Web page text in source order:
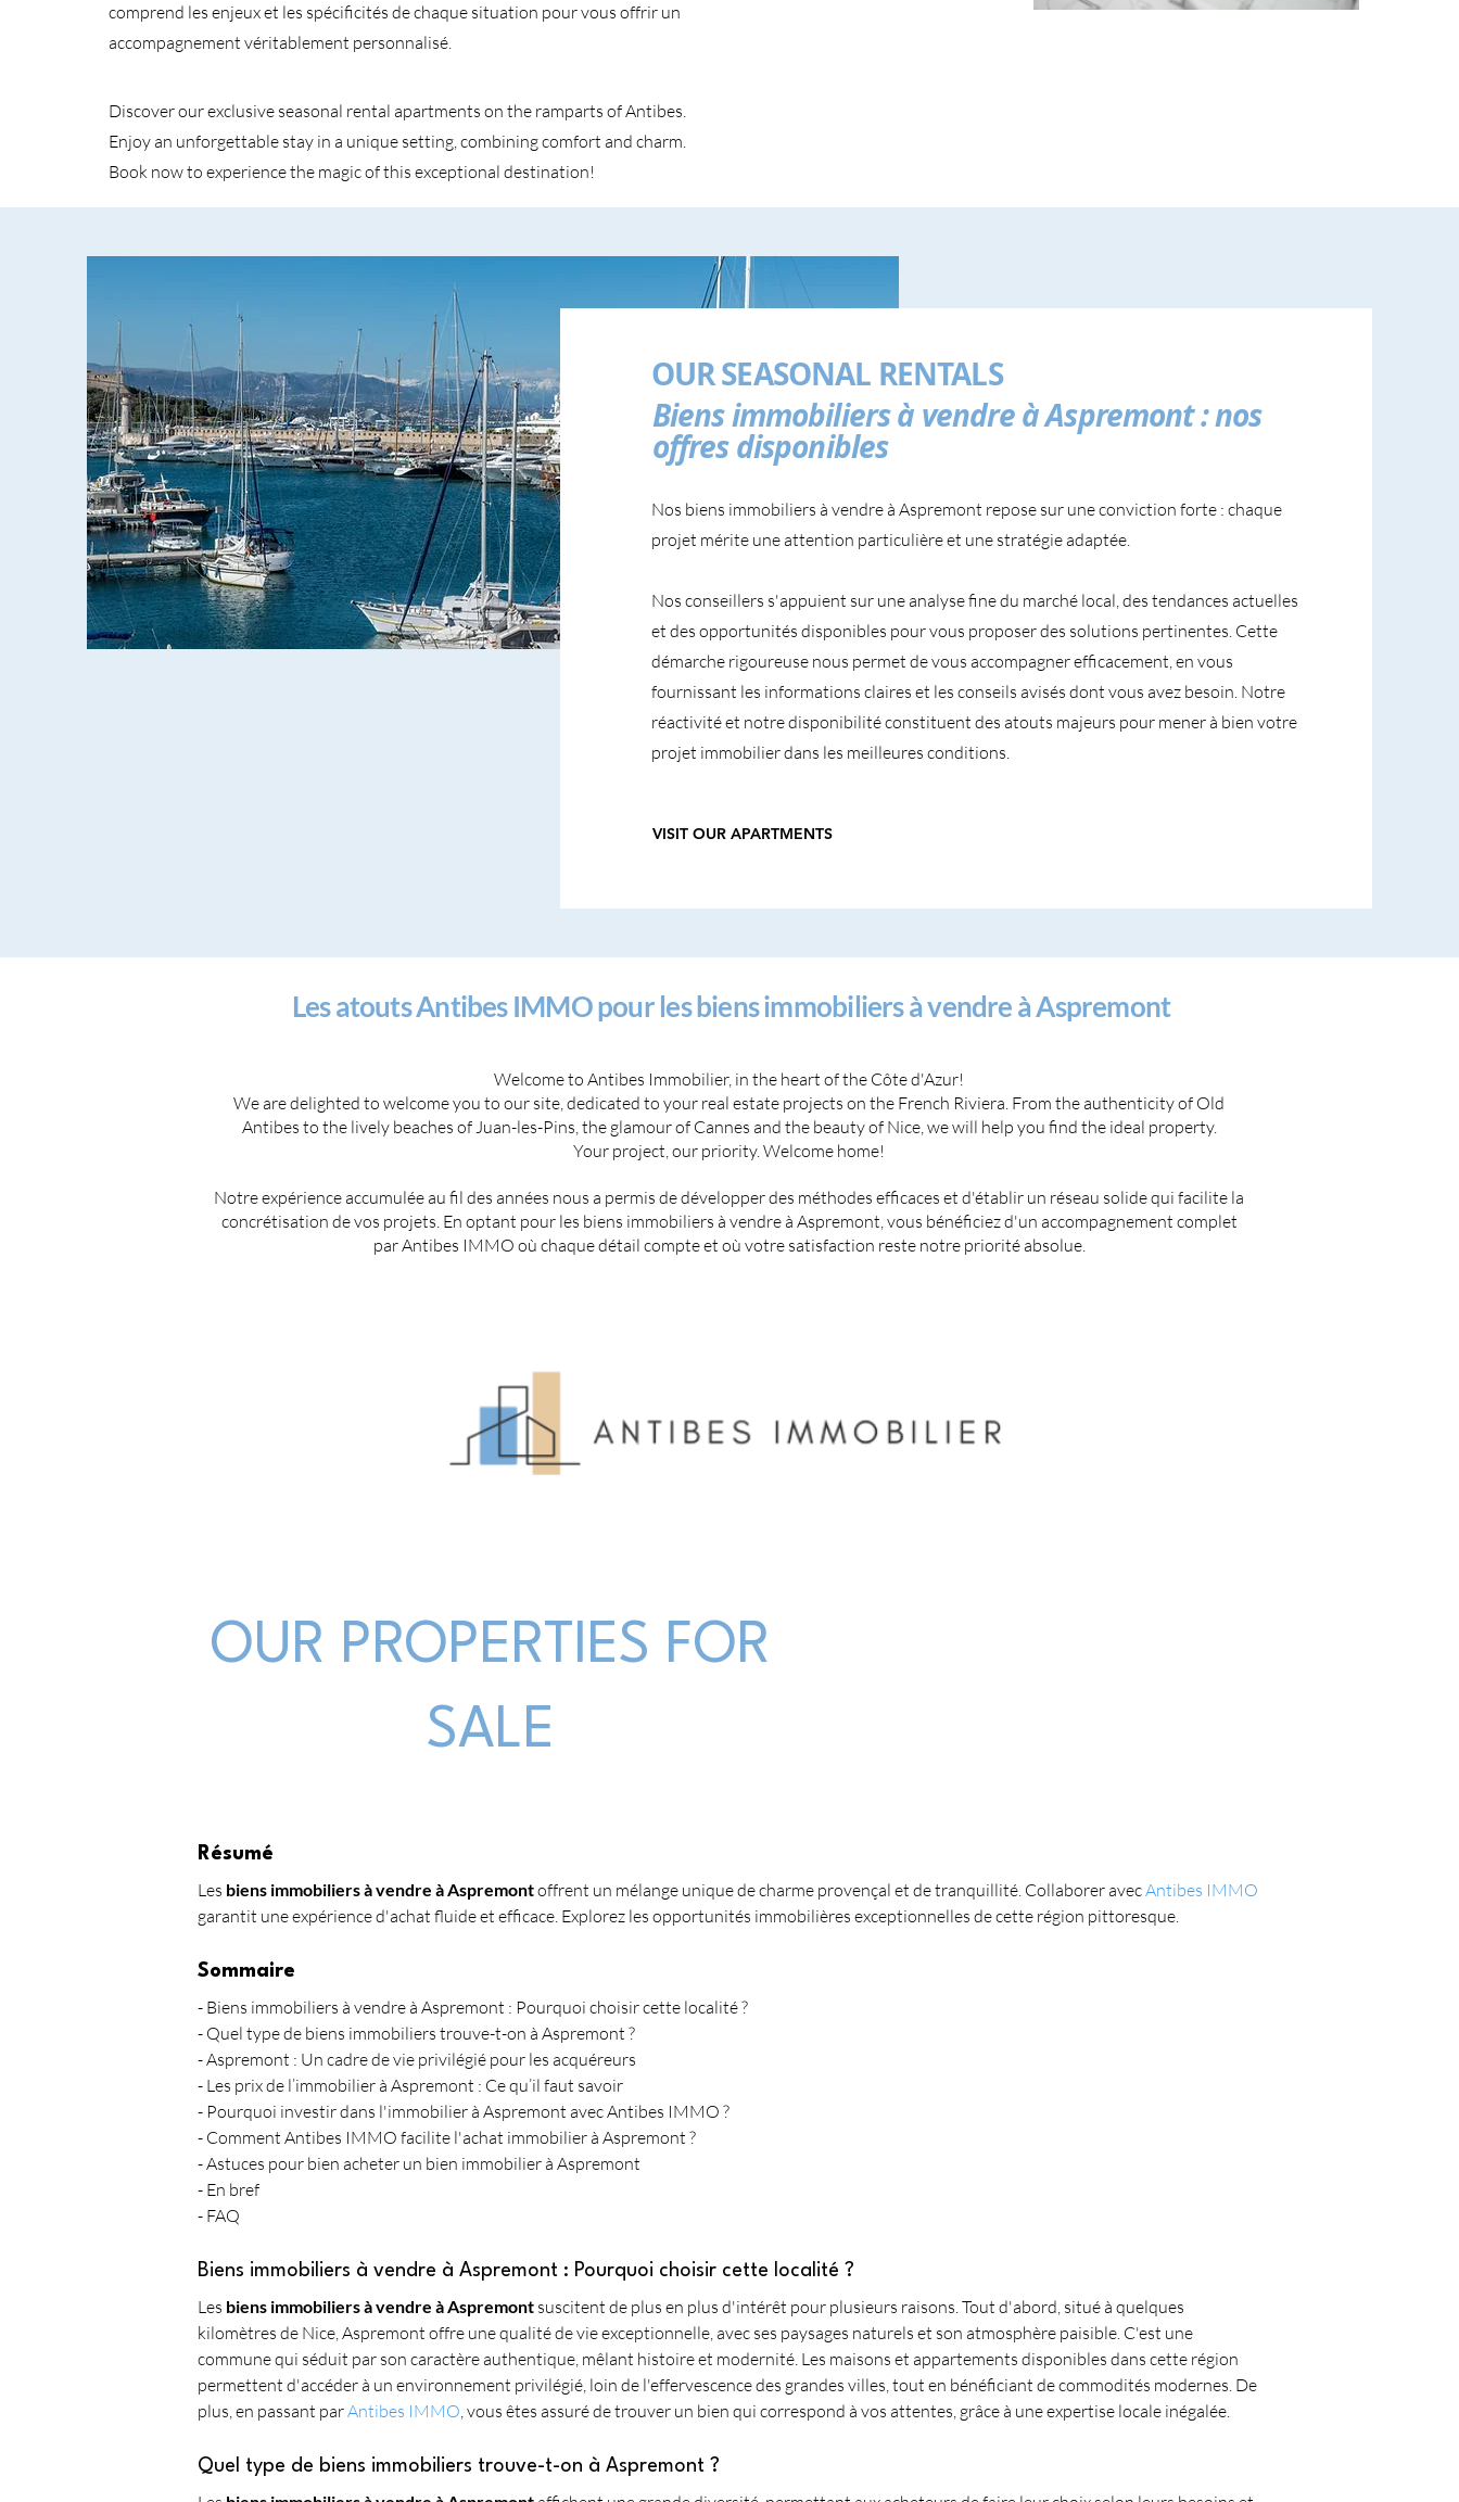
comprend les enjeux et les spécificités de chaque situation pour vous offrir un
accompagnement véritablement personnalisé.
Discover our exclusive seasonal rental apartments on the ramparts of Antibes.
Enjoy an unforgettable stay in a unique setting, combining comfort and charm.
Book now to experience the magic of this exceptional destination!
OUR SEASONAL RENTALS
Biens immobiliers à vendre à Aspremont : nos
offres disponibles
Nos biens immobiliers à vendre à Aspremont repose sur une conviction forte : chaque
projet mérite une attention particulière et une stratégie adaptée.
Nos conseillers s'appuient sur une analyse fine du marché local, des tendances actuelles
et des opportunités disponibles pour vous proposer des solutions pertinentes. Cette
démarche rigoureuse nous permet de vous accompagner efficacement, en vous
fournissant les informations claires et les conseils avisés dont vous avez besoin. Notre
réactivité et notre disponibilité constituent des atouts majeurs pour mener à bien votre
projet immobilier dans les meilleures conditions.
VISIT OUR APARTMENTS
Les atouts Antibes IMMO pour les biens immobiliers à vendre à Aspremont
Welcome to Antibes Immobilier, in the heart of the Côte d'Azur!
We are delighted to welcome you to our site, dedicated to your real estate projects on the French Riviera. From the authenticity of Old
Antibes to the lively beaches of Juan-les-Pins, the glamour of Cannes and the beauty of Nice, we will help you find the ideal property.
Your project, our priority. Welcome home!
Notre expérience accumulée au fil des années nous a permis de développer des méthodes efficaces et d'établir un réseau solide qui facilite la
concrétisation de vos projets. En optant pour les biens immobiliers à vendre à Aspremont, vous bénéficiez d'un accompagnement complet
par Antibes IMMO où chaque détail compte et où votre satisfaction reste notre priorité absolue.
OUR PROPERTIES FOR
SALE
Résumé
Les biens immobiliers à vendre à Aspremont offrent un mélange unique de charme provençal et de tranquillité. Collaborer avec Antibes IMMO
garantit une expérience d'achat fluide et efficace. Explorez les opportunités immobilières exceptionnelles de cette région pittoresque.
Sommaire
- Biens immobiliers à vendre à Aspremont : Pourquoi choisir cette localité ?
- Quel type de biens immobiliers trouve-t-on à Aspremont ?
- Aspremont : Un cadre de vie privilégié pour les acquéreurs
- Les prix de l’immobilier à Aspremont : Ce qu’il faut savoir
- Pourquoi investir dans l'immobilier à Aspremont avec Antibes IMMO ?
- Comment Antibes IMMO facilite l'achat immobilier à Aspremont ?
- Astuces pour bien acheter un bien immobilier à Aspremont
- En bref
- FAQ
Biens immobiliers à vendre à Aspremont : Pourquoi choisir cette localité ?
Les biens immobiliers à vendre à Aspremont suscitent de plus en plus d'intérêt pour plusieurs raisons. Tout d'abord, situé à quelques
kilomètres de Nice, Aspremont offre une qualité de vie exceptionnelle, avec ses paysages naturels et son atmosphère paisible. C'est une
commune qui séduit par son caractère authentique, mêlant histoire et modernité. Les maisons et appartements disponibles dans cette région
permettent d'accéder à un environnement privilégié, loin de l'effervescence des grandes villes, tout en bénéficiant de commodités modernes. De
plus, en passant par Antibes IMMO, vous êtes assuré de trouver un bien qui correspond à vos attentes, grâce à une expertise locale inégalée.
Quel type de biens immobiliers trouve-t-on à Aspremont ?